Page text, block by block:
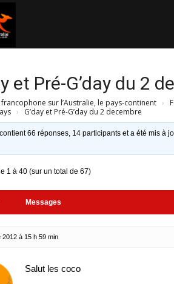
et Pré-G’day du 2
francophone sur l’Australie, le pays-continent ›
› G’day et Pré-G’day du 2 decembre
66 réponses, 14 participants et a été mis à
1 à 40 (sur un total de 67)
Messages
2012 à 15 h 59 min
Salut les coco